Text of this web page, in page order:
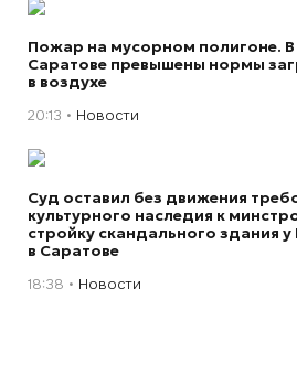
Пожар на мусорном полигоне. В
Саратове превышены нормы
в воздухе
20:13 Новости
Суд оставил без движения
культурного наследия к
стройку скандального здания
в Саратове
18:38 Новости